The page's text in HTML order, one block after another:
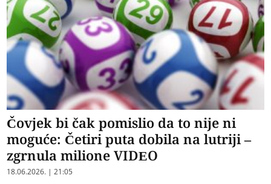
Čovjek bi čak pomislio da to nije ni
moguće: Četiri puta dobila na lutriji –
zgrnula milione VIDEO
18.06.2026. | 21:05